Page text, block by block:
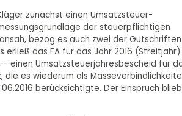
zunächst einen Umsatzsteuer-
der steuerpflichtigen
bezog es auch zwei der Gutschriften
erließ das FA für das Jahr 2016
einen Umsatzsteuerjahresbescheid für
es wiederum als
berücksichtigte. Der Einspruch blieb